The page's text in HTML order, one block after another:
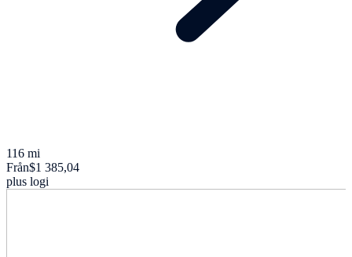
116 mi
Från$1 385,04
plus logi